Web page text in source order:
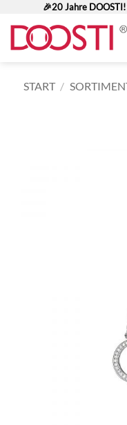
Inhalt
springen
🎉20 Jahre
START /